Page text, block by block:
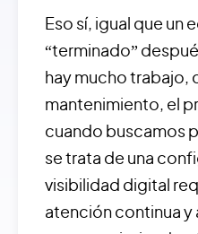
Eso sí, igual que un
“terminado”
hay mucho trabajo,
mantenimiento, el
cuando buscamos
se trata de una
visibilidad digital
atención continua